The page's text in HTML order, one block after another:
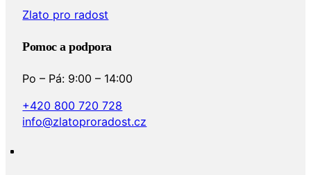
Zlato pro radost
Pomoc a podpora
Po – Pá: 9:00 – 14:00
+420 800 720 728
info@zlatoproradost.cz